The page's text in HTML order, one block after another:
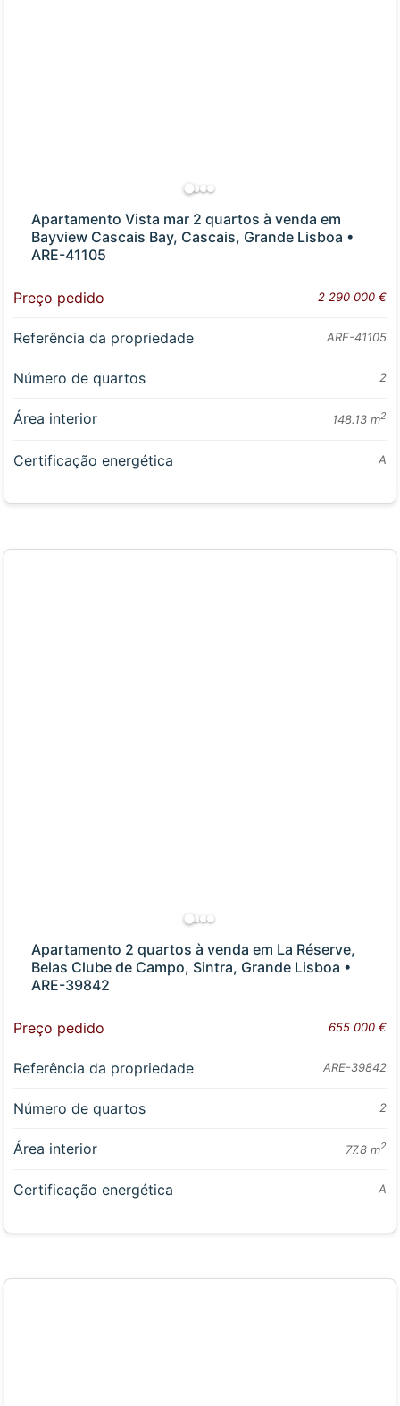
Apartamento Vista mar 2 quartos à venda em
Bayview Cascais Bay, Cascais, Grande Lisboa •
ARE-41105
Preço pedido 2 290 000 €
Referência da propriedade ARE-41105
Número de quartos 2
Área interior 148.13 m2
Certificação energética A
Apartamento 2 quartos à venda em La Réserve,
Belas Clube de Campo, Sintra, Grande Lisboa •
ARE-39842
Preço pedido 655 000 €
Referência da propriedade ARE-39842
Número de quartos 2
Área interior 77.8 m2
Certificação energética A